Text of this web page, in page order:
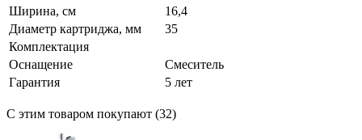
Ширина, см
16,4
Диаметр картриджа, мм
35
Комплектация
Оснащение
Смеситель
Гарантия
5 лет
С этим товаром покупают (32)